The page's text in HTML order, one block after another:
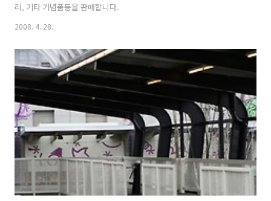
리, 기타 기념품등을 판매합니다.
2008. 4. 28.